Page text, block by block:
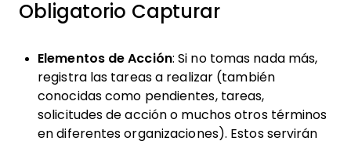
Obligatorio Capturar
Elementos de Acción: Si no tomas nada más,
registra las tareas a realizar (también
conocidas como pendientes, tareas,
solicitudes de acción o muchos otros términos
en diferentes organizaciones). Estos servirán